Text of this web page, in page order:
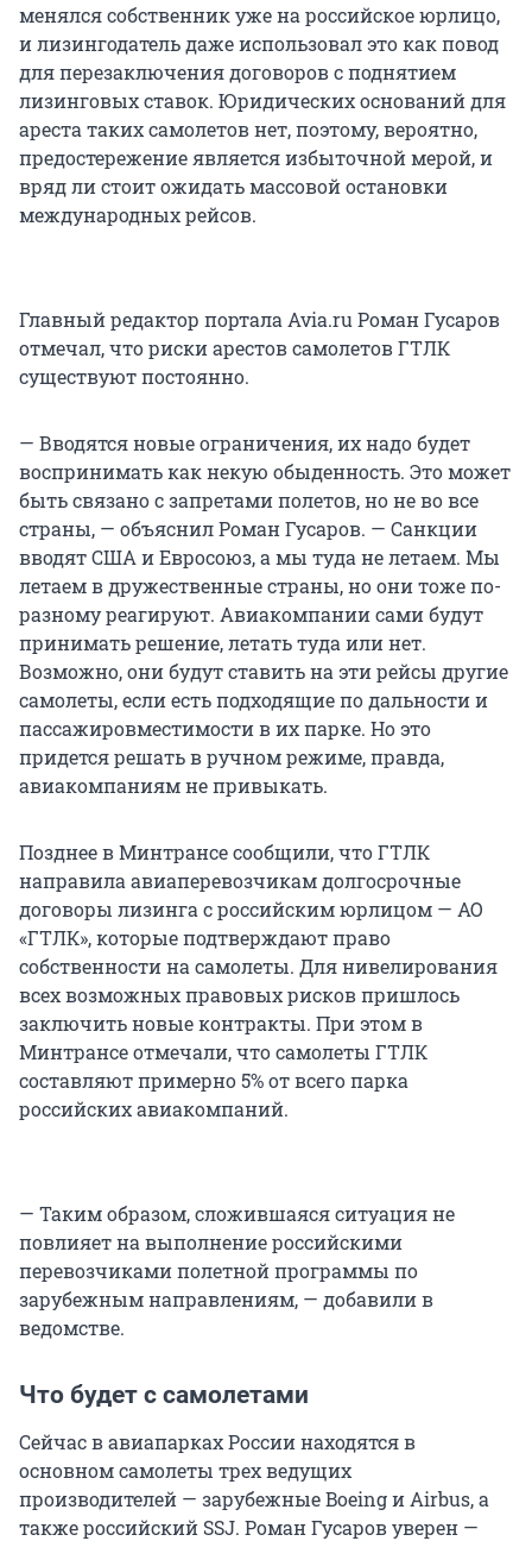
менялся собственник уже на российское юрлицо,
и лизингодатель даже использовал это как повод
для перезаключения договоров с поднятием
лизинговых ставок. Юридических оснований для
ареста таких самолетов нет, поэтому, вероятно,
предостережение является избыточной мерой, и
вряд ли стоит ожидать массовой остановки
международных рейсов.
Главный редактор портала Avia.ru Роман Гусаров
отмечал, что риски арестов самолетов ГТЛК
существуют постоянно.
— Вводятся новые ограничения, их надо будет
воспринимать как некую обыденность. Это может
быть связано с запретами полетов, но не во все
страны, — объяснил Роман Гусаров. — Санкции
вводят США и Евросоюз, а мы туда не летаем. Мы
летаем в дружественные страны, но они тоже по-
разному реагируют. Авиакомпании сами будут
принимать решение, летать туда или нет.
Возможно, они будут ставить на эти рейсы другие
самолеты, если есть подходящие по дальности и
пассажировместимости в их парке. Но это
придется решать в ручном режиме, правда,
авиакомпаниям не привыкать.
Позднее в Минтрансе сообщили, что ГТЛК
направила авиаперевозчикам долгосрочные
договоры лизинга с российским юрлицом — АО
«ГТЛК», которые подтверждают право
собственности на самолеты. Для нивелирования
всех возможных правовых рисков пришлось
заключить новые контракты. При этом в
Минтрансе отмечали, что самолеты ГТЛК
составляют примерно 5% от всего парка
российских авиакомпаний.
— Таким образом, сложившаяся ситуация не
повлияет на выполнение российскими
перевозчиками полетной программы по
зарубежным направлениям, — добавили в
ведомстве.
Что будет с самолетами
Сейчас в авиапарках России находятся в
основном самолеты трех ведущих
производителей — зарубежные Boeing и Airbus, а
также российский SSJ. Роман Гусаров уверен —